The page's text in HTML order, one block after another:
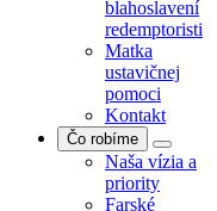
blahoslavení
redemptoristi
Matka
ustavičnej
pomoci
Kontakt
Čo robíme
Naša vízia a
priority
Farské
Kontakt
Čo robíme
Naša vízia a
priority
Farské
misie/exercície
Farská
pastorácia
Povolania
Spolupráca s